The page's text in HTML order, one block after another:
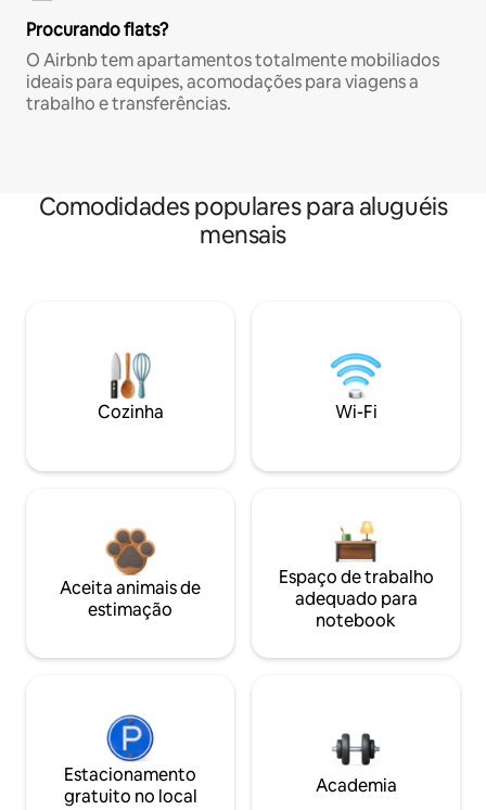
Procurando flats?
O Airbnb tem apartamentos totalmente mobiliados
ideais para equipes, acomodações para viagens a
trabalho e transferências.
Comodidades populares para aluguéis
mensais
Cozinha Wi-Fi
Aceita animais de
estimação
Espaço de trabalho
adequado para
notebook
Estacionamento
gratuito no local
Academia